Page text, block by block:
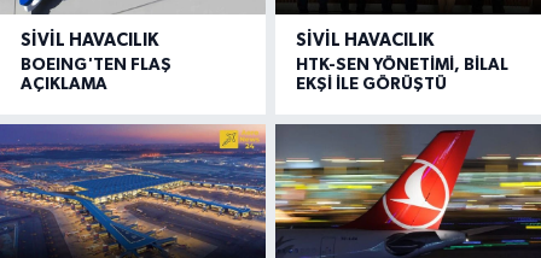
SIVIL HAVACILIK
BOEING'TEN FLAŞ
AÇIKLAMA
SIVIL HAVACILIK
HTK-SEN YÖNETİMİ, BİLAL
EKŞİ İLE GÖRÜŞTÜ